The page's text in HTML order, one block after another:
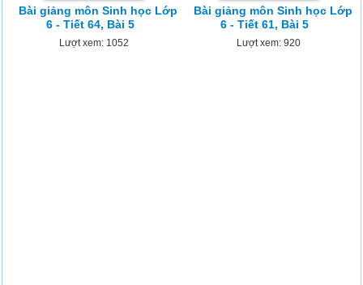
Bài giảng môn Sinh học Lớp
6 - Tiết 64, Bài 5
Lượt xem: 1052
Bài giảng môn Sinh học Lớp
6 - Tiết 61, Bài 5
Lượt xem: 920